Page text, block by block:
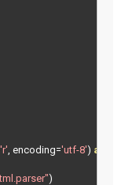
'r' encoding='utf-8') as
)